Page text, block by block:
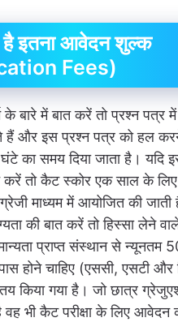
है इतना आवेदन शुल्क
Fees)
के बारे में बात करें तो प्रश्न पत्र
हैं और इस प्रश्न पत्र को हल
घंटे का समय दिया जाता है। यदि
करें तो कैट स्कोर एक साल के
माध्यम में आयोजित की
की बात करें तो हिस्सा लेने
मान्यता प्राप्त संस्थान से
होने चाहिए (एससी, एसटी और
किया गया है। जो छात्र
वह भी कैट परीक्षा के लिए